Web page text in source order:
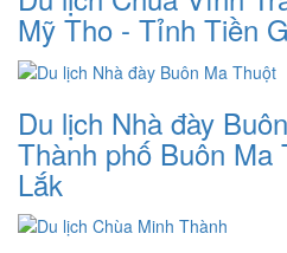
Mỹ Tho - Tỉnh Tiền
Du lịch Nhà đày
Thành phố Buôn
Lắk